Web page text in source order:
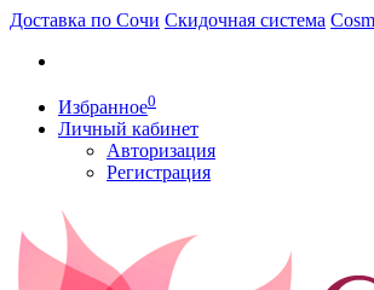
Доставка по Сочи Скидочная система
Избранное0
Личный кабинет
Авторизация
Регистрация